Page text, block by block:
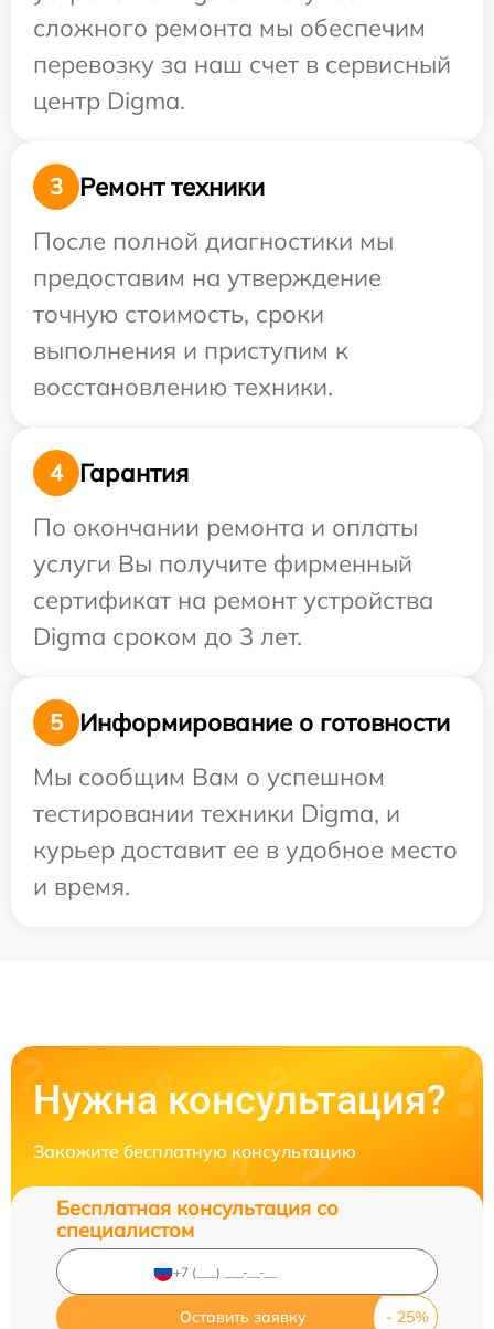
сложного ремонта мы обеспечим
перевозку за наш счет в сервисный
центр Digma.
3
Ремонт техники
После полной диагностики мы
предоставим на утверждение
точную стоимость, сроки
выполнения и приступим к
восстановлению техники.
4
Гарантия
По окончании ремонта и оплаты
услуги Вы получите фирменный
сертификат на ремонт устройства
Digma сроком до 3 лет.
5
Информирование о готовности
Мы сообщим Вам о успешном
тестировании техники Digma, и
курьер доставит ее в удобное место
и время.
Нужна консультация?
Закажите бесплатную консультацию
Бесплатная консультация со
специалистом
Оставить заявку